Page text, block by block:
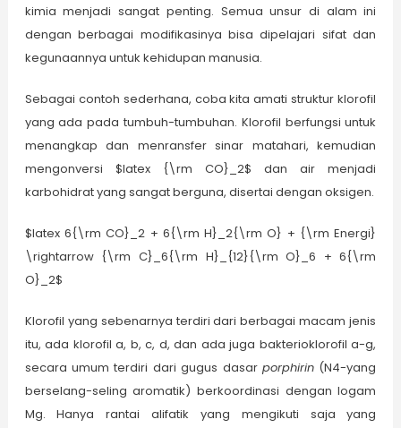
kimia menjadi sangat penting. Semua unsur di alam ini
dengan berbagai modifikasinya bisa dipelajari sifat dan
kegunaannya untuk kehidupan manusia.
Sebagai contoh sederhana, coba kita amati struktur klorofil
yang ada pada tumbuh-tumbuhan. Klorofil berfungsi untuk
menangkap dan menransfer sinar matahari, kemudian
mengonversi $latex {\rm CO}_2$ dan air menjadi
karbohidrat yang sangat berguna, disertai dengan oksigen.
$latex 6{\rm CO}_2 + 6{\rm H}_2{\rm O} + {\rm Energi}
\rightarrow {\rm C}_6{\rm H}_{12}{\rm O}_6 + 6{\rm
O}_2$
Klorofil yang sebenarnya terdiri dari berbagai macam jenis
itu, ada klorofil a, b, c, d, dan ada juga bakterioklorofil a-g,
secara umum terdiri dari gugus dasarporphirin (N4-yang
berselang-seling aromatik) berkoordinasi dengan logam
Mg. Hanya rantai alifatik yang mengikuti saja yang